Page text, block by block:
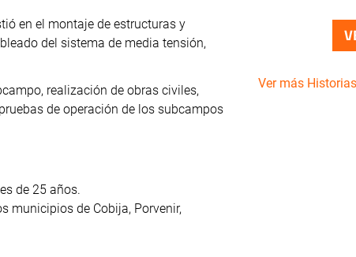
en el montaje de estructuras y
del sistema de media tensión,
realización de obras civiles,
de operación de los subcampos
de 25 años.
municipios de Cobija, Porvenir,
Ver más